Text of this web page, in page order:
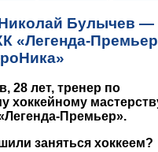
Булычев —
«Легенда-
28 лет, тренер по
хоккейному
Премьер».
заняться хоккеем?